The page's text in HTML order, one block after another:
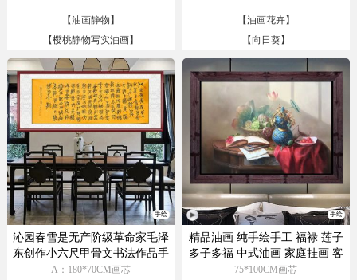
【油画静物 】
【樱桃静物写实油画】
【油画花卉】
【向日葵】
手绘
沁园春雪是无产阶级革命家毛泽
东创作小六尺甲骨文书法作品手
绘书法作品
A：180*70CM画芯
手绘
精品油画 纯手绘手工 福禄 莲子
多子多福 中式油画 家庭挂画 客
厅挂画 别墅挂画
75*100CM画芯